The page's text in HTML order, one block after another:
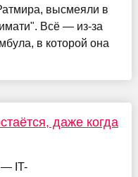
высмеяли в
Всё — из-за
в которой она
даже когда
— IT-